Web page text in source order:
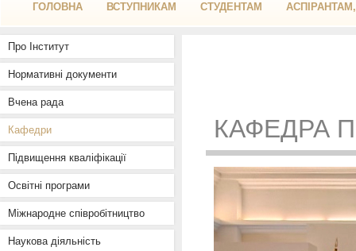
ГОЛОВНА ВСТУПНИКАМ СТУДЕНТАМ
Про Інститут
Нормативні документи
Вчена рада
Кафедри
Підвищення кваліфікації
Освітні програми
Міжнародне співробітництво
Наукова діяльність
КАФЕДРА